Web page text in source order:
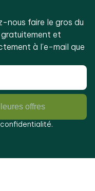
nous faire le gros du
et
à l’e-mail que
offres
.